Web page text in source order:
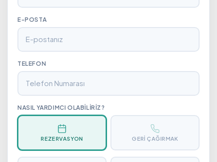
E-POSTA
TELEFON
NASIL YARDIMCI OLABILIRIZ?
REZERVASYON GERI ÇAĞIRMAK